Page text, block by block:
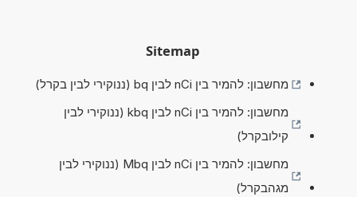
Sitemap
מחשבון: להמיר בין nCi לבין bq (ננוקירי לבין בקרל)
מחשבון: להמיר בין nCi לבין kbq (ננוקירי לבין
קילובקרל)
מחשבון: להמיר בין nCi לבין Mbq (ננוקירי לבין
מגהבקרל)